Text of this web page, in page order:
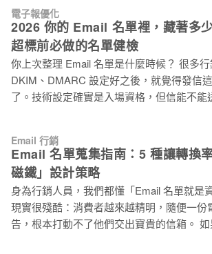
「需要確認」，開信率通常超過 50%，有時
件開信率高不代表行銷做得好，而是讀者本來就
信、Onboarding 信件：剛訂閱的讀者新鮮感
偏高。 * 內容型電子報（品牌月刊、產業電子報）：讀者是主
動訂
不同產業的讀者開信動機差很多，放在一個
值其實很有限。 比較有意義的做法是：找到你所屬產業在台灣
市場的分布水準，看自己落在同類競爭者的哪個位
開信率分位數是什麼？為什麼比平均值更能反
數把所有活動的開信率從低排到高，再切成
P25、P50、P75、P90，分別代表「全部活
位數，代表市場中間水準。如果你的電子報
上，你跑贏了一半的同業；如果在 P75 以
25%。 比起平均值，中位數不容易被極端值拉偏，更能真實反
映大多數行銷活動的實際水準。 這份數據只分析促銷型
EDM，不是所有信件類型 促銷型
電子報優化
2026 你的 Email 名單裡，藏著多
超標前必做的名單健檢
你上次整理 Email 名單是什麼時候？ 很多行銷人員把 SPF、
DKIM、DMARC 設定好之後，就覺得發信
了。技術設定確實是入場資格，但信能不能
件事一直在發生，但大多數行銷人員很少注意到它
信率超過這個數字，郵件平台就會對你出手 先看幾個直接影響
你寄信結果的數字： 退信率門檻 後果 > 5% Gmail、Yahoo 等
郵件服務商（ESP）開始對你的帳號發出警
> 10% 寄件帳號可能被限流，發信量受到限制 > 20% ESP
直接暫停你的帳號，無法繼續寄信 垃圾信陷阱 網域或 IP 直接
Email 行銷
Email 名單蒐集指南：5 種讓轉換
磁鐵」設計策略
身為行銷人員，我們都懂「Email 名單就是
現實很殘酷：消費者越來越精明，隨便一份
告，根本打動不了他們交出寶貴的信箱。 如果你的名單增長停